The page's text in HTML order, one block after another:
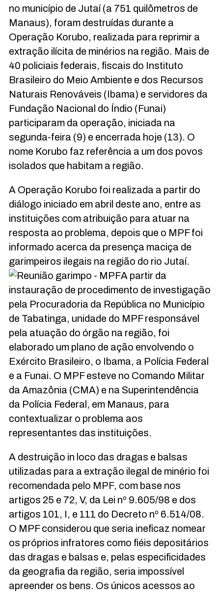
no município de Jutaí (a 751 quilômetros de
Manaus), foram destruídas durante a
Operação Korubo, realizada para reprimir a
extração ilícita de minérios na região. Mais de
40 policiais federais, fiscais do Instituto
Brasileiro do Meio Ambiente e dos Recursos
Naturais Renováveis (Ibama) e servidores da
Fundação Nacional do Índio (Funai)
participaram da operação, iniciada na
segunda-feira (9) e encerrada hoje (13). O
nome Korubo faz referência a um dos povos
isolados que habitam a região.
A Operação Korubo foi realizada a partir do
diálogo iniciado em abril deste ano, entre as
instituições com atribuição para atuar na
resposta ao problema, depois que o MPF foi
informado acerca da presença maciça de
garimpeiros ilegais na região do rio Jutaí.
A partir da
instauração de procedimento de investigação
pela Procuradoria da República no Município
de Tabatinga, unidade do MPF responsável
pela atuação do órgão na região, foi
elaborado um plano de ação envolvendo o
Exército Brasileiro, o Ibama, a Polícia Federal
e a Funai. O MPF esteve no Comando Militar
da Amazônia (CMA) e na Superintendência
da Polícia Federal, em Manaus, para
contextualizar o problema aos
representantes das instituições.
A destruição in loco das dragas e balsas
utilizadas para a extração ilegal de minério foi
recomendada pelo MPF, com base nos
artigos 25 e 72, V, da Lei nº 9.605/98 e dos
artigos 101, I, e 111 do Decreto nº 6.514/08.
O MPF considerou que seria ineficaz nomear
os próprios infratores como fiéis depositários
das dragas e balsas e, pelas especificidades
da geografia da região, seria impossível
apreender os bens. Os únicos acessos ao